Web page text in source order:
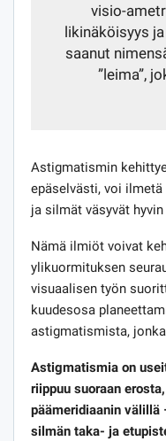
visio-
likinäköisyys
saanut
”leima”,
Astigmatismin
epäselvästi, voi
ja silmät väsyvät
Nämä ilmiöt voivat
ylikuormituksen
visuaalisen työn
kuudesosa
astigmatismista,
Astigmatismia on
riippuu suoraan
päämeridiaanin
silmän taka- ja